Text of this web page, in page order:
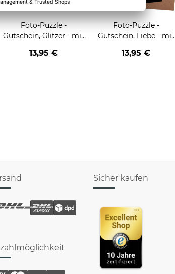
Foto-Puzzle -
Gutschein, Glitzer - mit
Teile inkl. Umschlag
13,95 €
Foto-Puzzle -
Gutschein, Liebe - mit
Teile inkl. Umschlag
13,95 €
Sicher kaufen